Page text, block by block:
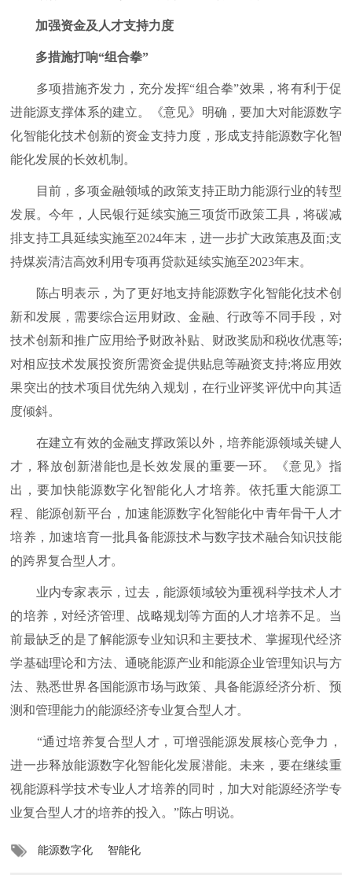
加强资金及人才支持力度
多措施打响“组合拳”
多项措施齐发力，充分发挥“组合拳”效果，将有利于促
进能源支撑体系的建立。《意见》明确，要加大对能源数字
化智能化技术创新的资金支持力度，形成支持能源数字化智
能化发展的长效机制。
目前，多项金融领域的政策支持正助力能源行业的转型
发展。今年，人民银行延续实施三项货币政策工具，将碳减
排支持工具延续实施至2024年末，进一步扩大政策惠及面;支
持煤炭清洁高效利用专项再贷款延续实施至2023年末。
陈占明表示，为了更好地支持能源数字化智能化技术创
新和发展，需要综合运用财政、金融、行政等不同手段，对
技术创新和推广应用给予财政补贴、财政奖励和税收优惠等;
对相应技术发展投资所需资金提供贴息等融资支持;将应用效
果突出的技术项目优先纳入规划，在行业评奖评优中向其适
度倾斜。
在建立有效的金融支撑政策以外，培养能源领域关键人
才，释放创新潜能也是长效发展的重要一环。《意见》指
出，要加快能源数字化智能化人才培养。依托重大能源工
程、能源创新平台，加速能源数字化智能化中青年骨干人才
培养，加速培育一批具备能源技术与数字技术融合知识技能
的跨界复合型人才。
业内专家表示，过去，能源领域较为重视科学技术人才
的培养，对经济管理、战略规划等方面的人才培养不足。当
前最缺乏的是了解能源专业知识和主要技术、掌握现代经济
学基础理论和方法、通晓能源产业和能源企业管理知识与方
法、熟悉世界各国能源市场与政策、具备能源经济分析、预
测和管理能力的能源经济专业复合型人才。
“通过培养复合型人才，可增强能源发展核心竞争力，
进一步释放能源数字化智能化发展潜能。未来，要在继续重
视能源科学技术专业人才培养的同时，加大对能源经济学专
业复合型人才的培养的投入。”陈占明说。
能源数字化 智能化